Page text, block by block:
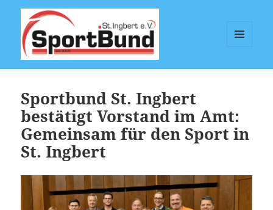
WIDGETS
Sportbund St. Ingbert
bestätigt Vorstand im Amt:
Gemeinsam für den Sport in
St. Ingbert